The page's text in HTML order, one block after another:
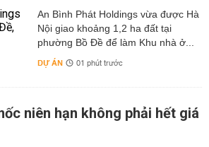
An Bình Phát Holdings vừa được Hà
Nội giao khoảng 1,2 ha đất tại
phường Bồ Đề để làm Khu nhà ở...
DỰ ÁN 01 phút trước
niên hạn không phải hết giá